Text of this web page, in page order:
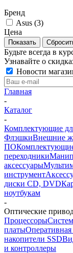
Бренд
Asus (3)
Цена
Будьте всегда в
Узнавайте о
Новости
Главная
-
Каталог
-
Комплектующие
ФлэшкиВнешние
ПО
переходники
аксессуары
инструмент
диски CD, DVD
ноутбукам
-
Оптические
Процессоры
платыОперативная
накопители SSD
и контроллеры